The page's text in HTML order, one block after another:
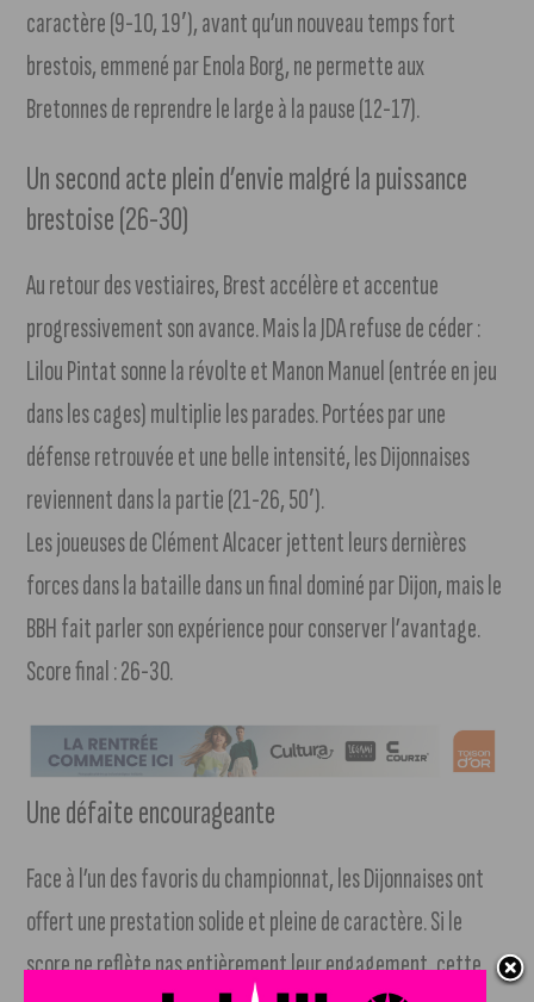
caractère (9-10, 19′), avant qu’un nouveau temps fort
brestois, emmené par Enola Borg, ne permette aux
Bretonnes de reprendre le large à la pause (12-17).
Un second acte plein d’envie malgré la puissance
brestoise (26-30)
Au retour des vestiaires, Brest accélère et accentue
progressivement son avance. Mais la JDA refuse de céder :
Lilou Pintat sonne la révolte et Manon Manuel (entrée en jeu
dans les cages) multiplie les parades. Portées par une
défense retrouvée et une belle intensité, les Dijonnaises
reviennent dans la partie (21-26, 50′).
Les joueuses de Clément Alcacer jettent leurs dernières
forces dans la bataille dans un final dominé par Dijon, mais le
BBH fait parler son expérience pour conserver l’avantage.
Score final : 26-30.
Une défaite encourageante
Face à l’un des favoris du championnat, les Dijonnaises ont
offert une prestation solide et pleine de caractère. Si le
score ne reflète pas entièrement leur engagement, cette